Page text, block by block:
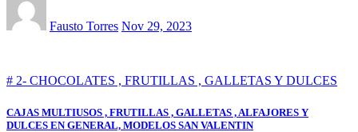
Fausto Torres Nov 29, 2023
# 2- CHOCOLATES , FRUTILLAS , GALLETAS Y DULCES
CAJAS MULTIUSOS , FRUTILLAS , GALLETAS , ALFAJORES Y
DULCES EN GENERAL, MODELOS SAN VALENTIN